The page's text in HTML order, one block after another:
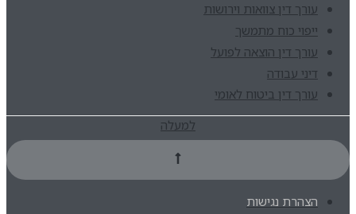
עורך דין צוואות וירושות
ייפוי כוח מתמשך
עורך דין הוצאה לפועל
דיני עבודה
עורך דין ביטוח לאומי
למעלה
הצהרת נגישות